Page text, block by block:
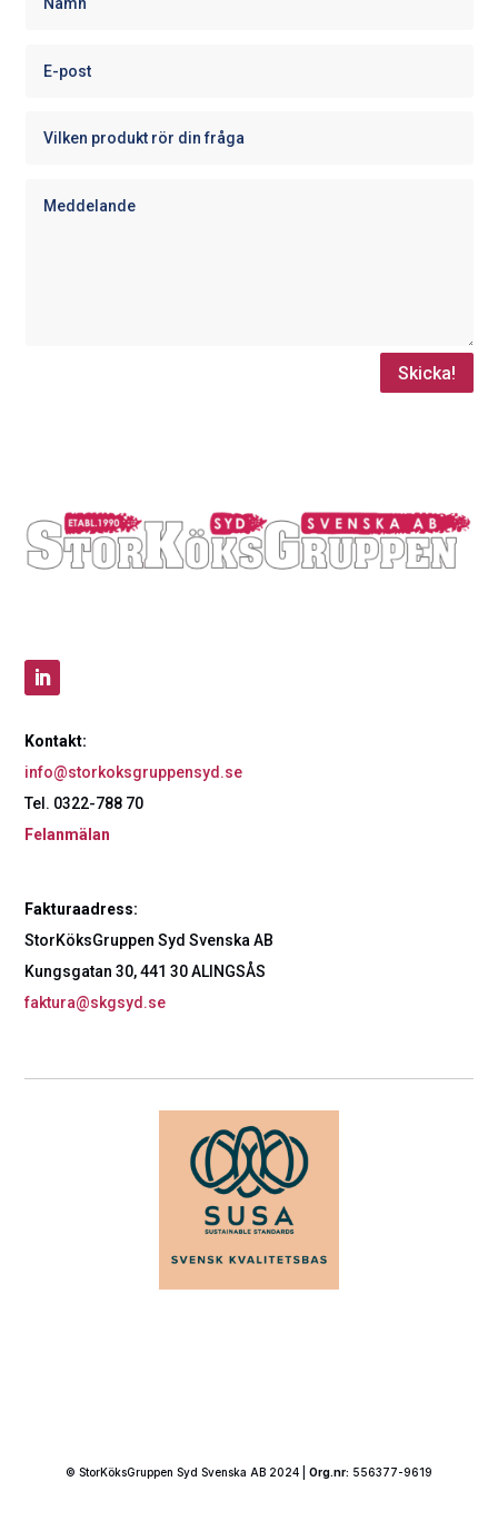
Skicka!
Kontakt:
info@storkoksgruppensyd.se
Tel. 0322-788 70
Felanmälan
Fakturaadress:
StorKöksGruppen Syd Svenska AB
Kungsgatan 30, 441 30 ALINGSÅS
faktura@skgsyd.se
© StorKöksGruppen Syd Svenska AB 2024 | Org.nr: 556377-9619